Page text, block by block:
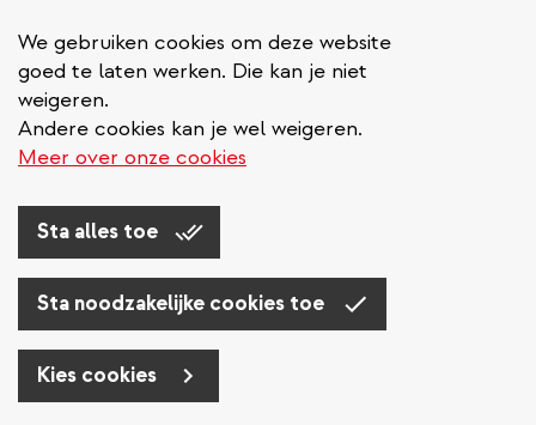
We gebruiken cookies om deze website
goed te laten werken. Die kan je niet
weigeren.
Andere cookies kan je wel weigeren.
Meer over onze cookies
Sta alles toe
Sta noodzakelijke cookies toe
Kies cookies